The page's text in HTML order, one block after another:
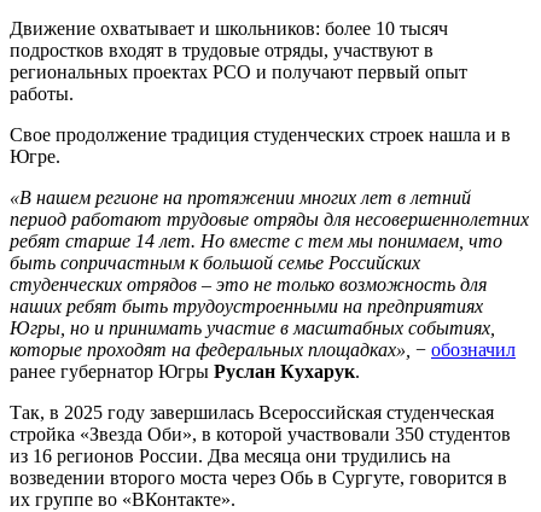
Движение охватывает и школьников: более 10 тысяч
подростков входят в трудовые отряды, участвуют в
региональных проектах РСО и получают первый опыт
работы.
Свое продолжение традиция студенческих строек нашла и в
Югре.
«В нашем регионе на протяжении многих лет в летний
период работают трудовые отряды для несовершеннолетних
ребят старше 14 лет. Но вместе с тем мы понимаем, что
быть сопричастным к большой семье Российских
студенческих отрядов – это не только возможность для
наших ребят быть трудоустроенными на предприятиях
Югры, но и принимать участие в масштабных событиях,
которые проходят на федеральных площадках», − обозначил
ранее губернатор Югры Руслан Кухарук.
Так, в 2025 году завершилась Всероссийская студенческая
стройка «Звезда Оби», в которой участвовали 350 студентов
из 16 регионов России. Два месяца они трудились на
возведении второго моста через Обь в Сургуте, говорится в
их группе во «ВКонтакте».